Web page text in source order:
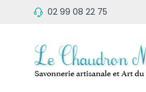
02 99 08 22 75